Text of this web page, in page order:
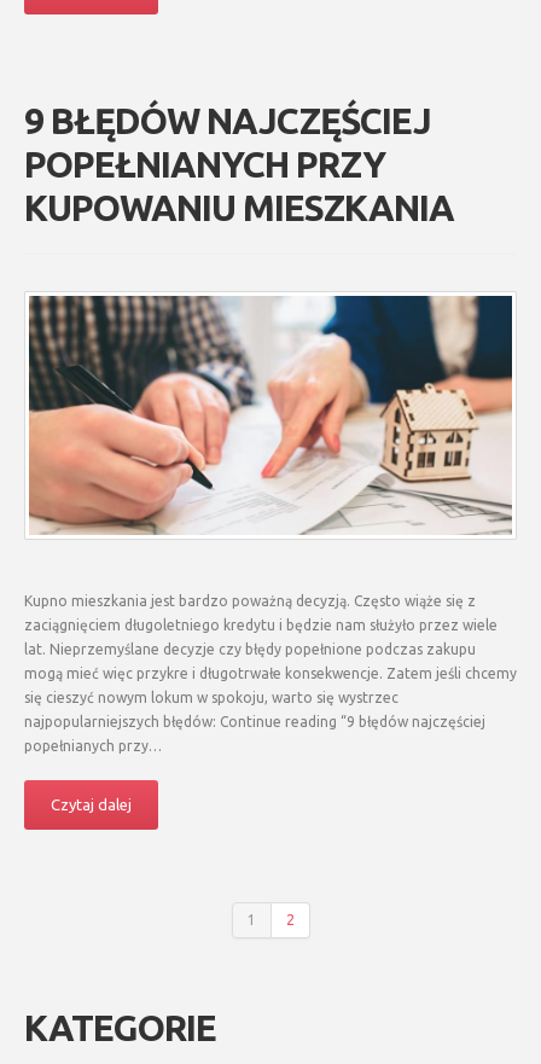
9 BŁĘDÓW NAJCZĘŚCIEJ
POPEŁNIANYCH PRZY
KUPOWANIU MIESZKANIA
Kupno mieszkania jest bardzo poważną decyzją. Często wiąże się z
zaciągnięciem długoletniego kredytu i będzie nam służyło przez wiele
lat. Nieprzemyślane decyzje czy błędy popełnione podczas zakupu
mogą mieć więc przykre i długotrwałe konsekwencje. Zatem jeśli chcemy
się cieszyć nowym lokum w spokoju, warto się wystrzec
najpopularniejszych błędów: Continue reading “9 błędów najczęściej
popełnianych przy…
Czytaj dalej
1 2
KATEGORIE